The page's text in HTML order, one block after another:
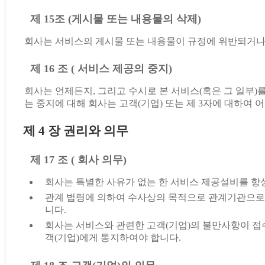
제 15조 (게시물 또는 내용물의 삭제)
회사는 서비스의 게시물 또는 내용물이 규정에 위반되거
제 16 조 ( 서비스 제공의 중지)
회사는 언제든지, 그리고 수시로 본 서비스(혹은 그 일부)
는 중지에 대해 회사는 고객(기업) 또는 제 3자에 대하여
제 4 장 권리와 의무
제 17 조 ( 회사 의무)
회사는 특별한 사유가 없는 한 서비스 제공설비를
관계 법령에 의하여 수사상의 목적으로 관계기관으
니다.
회사는 서비스와 관련한 고객(기업)의 불만사항이
객(기업)에게 통지하여야 합니다.